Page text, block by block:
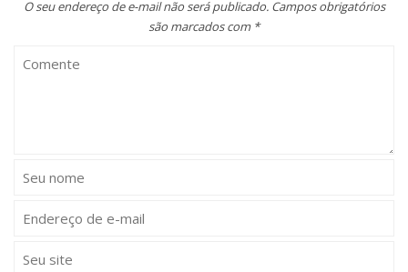
O seu endereço de e-mail não será publicado. Campos obrigatórios
são marcados com *